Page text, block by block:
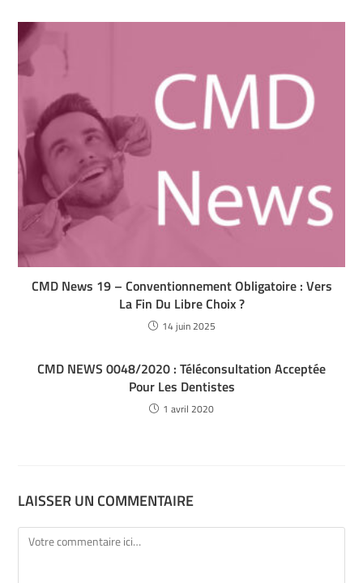
CMD News 19 – Conventionnement Obligatoire : Vers
La Fin Du Libre Choix ?
14 juin 2025
CMD NEWS 0048/2020 : Téléconsultation Acceptée
Pour Les Dentistes
1 avril 2020
LAISSER UN COMMENTAIRE